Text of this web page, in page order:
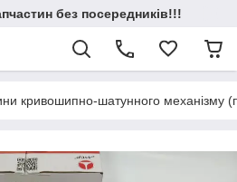
без посередників!!!
кривошипно-шатунного механізму